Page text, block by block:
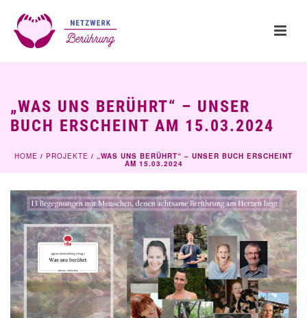
„WAS UNS BERÜHRT“ – UNSER
BUCH ERSCHEINT AM 15.03.2024
HOME / PROJEKTE / „WAS UNS BERÜHRT“ – UNSER BUCH ERSCHEINT
AM 15.03.2024